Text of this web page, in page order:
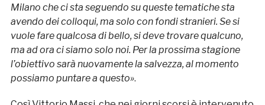
Milano che ci sta seguendo su queste tematiche sta
avendo dei colloqui, ma solo con fondi stranieri. Se si
vuole fare qualcosa di bello, si deve trovare qualcuno,
ma ad ora ci siamo solo noi. Per la prossima stagione
l’obiettivo sarà nuovamente la salvezza, al momento
possiamo puntare a questo».